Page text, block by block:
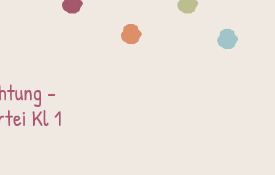
-
Kl 1